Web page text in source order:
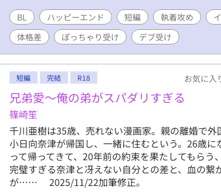
月28日 21時に後編（完結
イドストーリー公開 【new
日20時 鈴木視点最終話更
紹介 ◆田中 基晴 たなか
校二年。 身長168センチ
とを自覚し、積極性はな
にいることを自覚しており
すごいな、と思っている。
木 亮治 すずき りょう
センチ、64キロ。 クラス
トレを日課にしており、細
る。黒髪。耳の上までの短
る。チ〇コがデカイ。
BL ハッピーエンド 短編 執着攻め
体格差
ぽっちゃり受け デブ受け
短編 完結 R18 お気に入
兄弟愛～俺の弟がスパダリすぎる
篠崎笙
千川亜樹は35歳、売れない漫画家。親の離婚で
小日向奈津が帰国し、一緒に住むという。26歳
って帰ってきて、20年前の約束を果たしてもらう
完璧すぎる奈津と冴えない自分との差と、血の繋
が…… 2025/11/22加筆修正。